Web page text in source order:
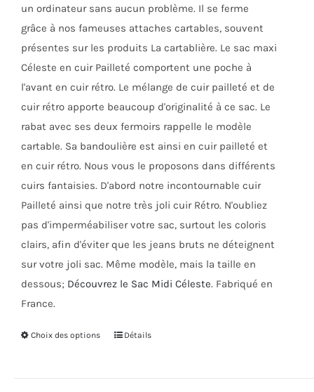
un ordinateur sans aucun problème. Il se ferme
grâce à nos fameuses attaches cartables, souvent
présentes sur les produits La cartablière. Le sac maxi
Céleste en cuir Pailleté comportent une poche à
l'avant en cuir rétro. Le mélange de cuir pailleté et de
cuir rétro apporte beaucoup d'originalité à ce sac. Le
rabat avec ses deux fermoirs rappelle le modèle
cartable. Sa bandoulière est ainsi en cuir pailleté et
en cuir rétro. Nous vous le proposons dans différents
cuirs fantaisies. D'abord notre incontournable cuir
Pailleté ainsi que notre très joli cuir Rétro. N'oubliez
pas d'imperméabiliser votre sac, surtout les coloris
clairs, afin d'éviter que les jeans bruts ne déteignent
sur votre joli sac. Même modèle, mais la taille en
dessous; Découvrez le Sac Midi Céleste. Fabriqué en
France.
Choix des options
CeDétails